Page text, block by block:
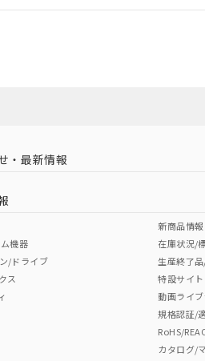
注意事項・凡例
注意事項・凡例
表
Hg
（ノルウェー
・最新情報
機器
/ドライブ
ス
新商品情報
在庫状況/
生産終了
特設サイト
動画ライブ
規格認証/
RoHS/
カタログ/